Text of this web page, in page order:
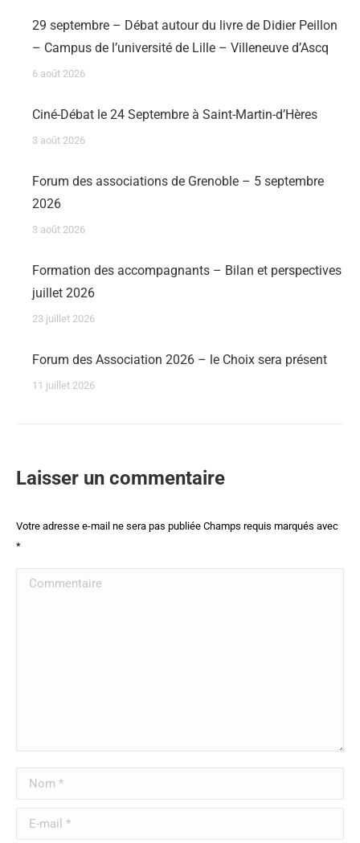
29 septembre – Débat autour du livre de Didier Peillon
– Campus de l’université de Lille – Villeneuve d’Ascq
6 août 2026
Ciné-Débat le 24 Septembre à Saint-Martin-d’Hères
3 août 2026
Forum des associations de Grenoble – 5 septembre
2026
3 août 2026
Formation des accompagnants – Bilan et perspectives
juillet 2026
23 juillet 2026
Forum des Association 2026 – le Choix sera présent
11 juillet 2026
Laisser un commentaire
Votre adresse e-mail ne sera pas publiée Champs requis marqués avec
*
Commentaire
Nom *
E-mail *